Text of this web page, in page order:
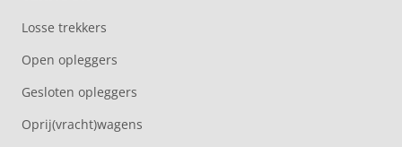
Losse trekkers
Open opleggers
Gesloten opleggers
Oprij(vracht)wagens